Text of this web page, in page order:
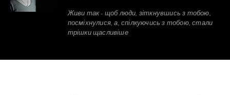
Живи так - щоб люди, зіткнувшись з тобою,
посміхнулися, а, спілкуючись з тобою, стали
трішки щасливіше